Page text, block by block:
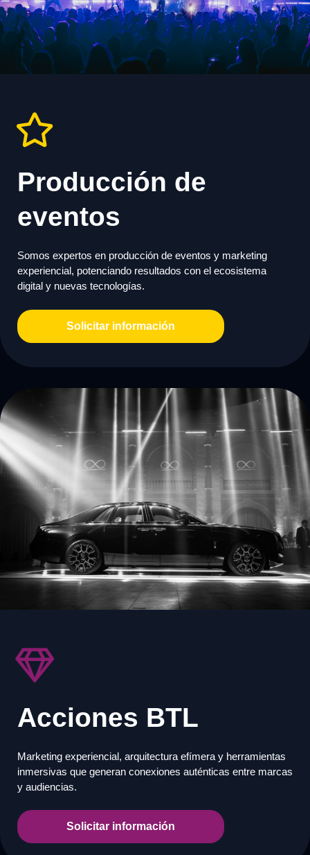
Producción de
eventos
Somos expertos en producción de eventos y marketing
experiencial, potenciando resultados con el ecosistema
digital y nuevas tecnologías.
Solicitar información
Acciones BTL
Marketing experiencial, arquitectura efímera y herramientas
inmersivas que generan conexiones auténticas entre marcas
y audiencias.
Solicitar información